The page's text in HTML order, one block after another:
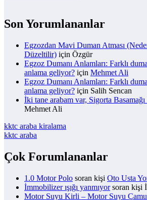
Son Yorumlananlar
Egzozdan Mavi Duman Atması
Düzeltilir) için Özgür
Egzoz Dumanı Anlamları: Farklı
anlama geliyor? için Mehmet Ali
Egzoz Dumanı Anlamları: Farklı
anlama geliyor? için Salih Sencan
İki tane arabam var, Sigorta
Mehmet Ali
kktc araba kiralama
kktc araba
Çok Forumlananlar
1.0 Motor Polo soran kişi Oto Usta
İmmobilizer ışığı yanmıyorsoran kişi
Motor Suyu Kirli – Motor Suyu